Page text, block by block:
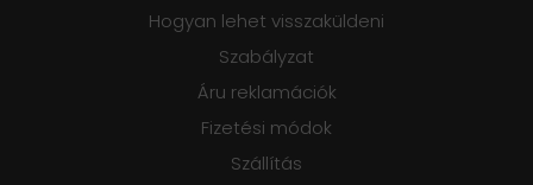
Hogyan lehet visszaküldeni
Szabályzat
Áru reklamációk
Fizetési módok
Szállítás